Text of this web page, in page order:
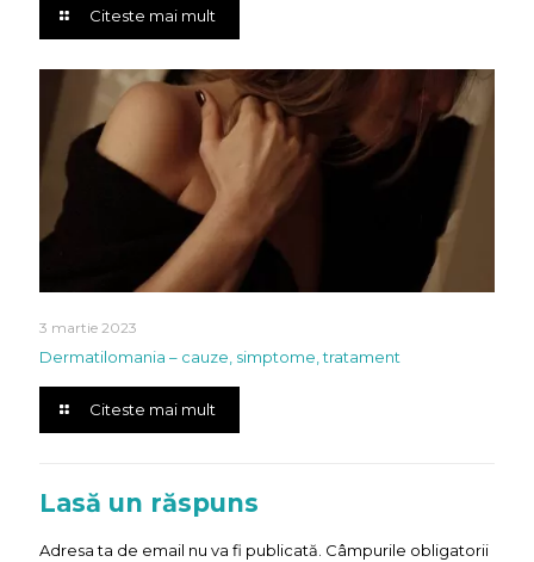
Citeste mai mult
3 martie 2023
Dermatilomania – cauze, simptome, tratament
Citeste mai mult
Lasă un răspuns
Adresa ta de email nu va fi publicată. Câmpurile obligatorii